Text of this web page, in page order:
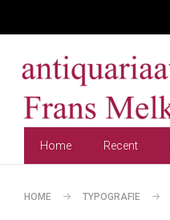
Home Recent
HOME TYPOGRAFIE